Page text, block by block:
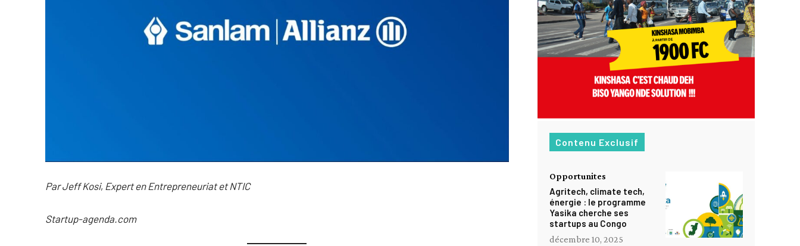
Par Jeff Kosi, Expert en Entrepreneuriat et NTIC
Startup-agenda.com
Contenu Exclusif
Opportunites
Agritech, climate tech,
énergie : le programme
Yasika cherche ses
startups au Congo
décembre 10, 2025